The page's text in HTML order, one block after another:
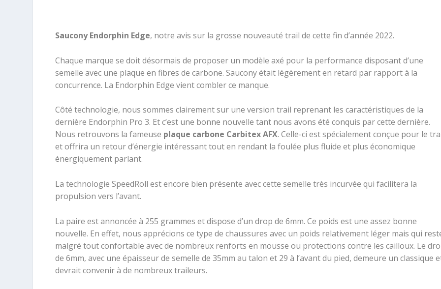
Saucony Endorphin Edge, notre avis sur la grosse nouveauté trail de cette fin d’année 2022.
Chaque marque se doit désormais de proposer un modèle axé pour la performance disposant d’une
semelle avec une plaque en fibres de carbone. Saucony était légèrement en retard par rapport à la
concurrence. La Endorphin Edge vient combler ce manque.
Côté technologie, nous sommes clairement sur une version trail reprenant les caractéristiques de la
dernière Endorphin Pro 3. Et c’est une bonne nouvelle tant nous avons été conquis par cette dernière.
Nous retrouvons la fameuse plaque carbone Carbitex AFX. Celle-ci est spécialement conçue pour le
et offrira un retour d’énergie intéressant tout en rendant la foulée plus fluide et plus économique
énergiquement parlant.
La technologie SpeedRoll est encore bien présente avec cette semelle très incurvée qui facilitera la
propulsion vers l’avant.
La paire est annoncée à 255 grammes et dispose d’un drop de 6mm. Ce poids est une assez bonne
nouvelle. En effet, nous apprécions ce type de chaussures avec un poids relativement léger mais qui
malgré tout confortable avec de nombreux renforts en mousse ou protections contre les cailloux. Le
de 6mm, avec une épaisseur de semelle de 35mm au talon et 29 à l’avant du pied, demeure un classique
devrait convenir à de nombreux traileurs.